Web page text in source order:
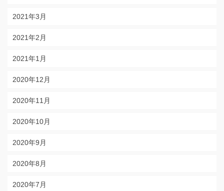
2021年3月
2021年2月
2021年1月
2020年12月
2020年11月
2020年10月
2020年9月
2020年8月
2020年7月